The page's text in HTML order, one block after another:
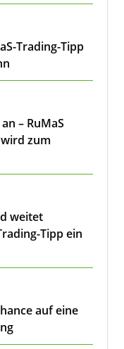
Trading-Tipp
– RuMaS
zum
weitet
Tipp ein
auf eine